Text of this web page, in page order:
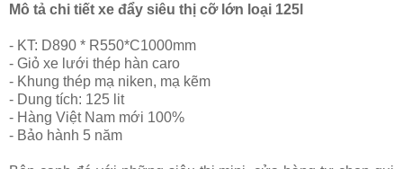
Mô tả chi tiết xe đẩy siêu thị cỡ lớn loại 125l
- KT: D890 * R550*C1000mm
- Giỏ xe lưới thép hàn caro
- Khung thép mạ niken, mạ kẽm
- Dung tích: 125 lit
- Hàng Việt Nam mới 100%
- Bảo hành 5 năm